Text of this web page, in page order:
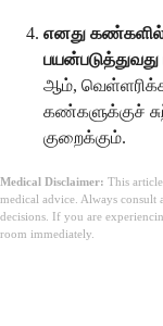
எனது
பயன்படுத்துவது
ஆம்,
கண்களுக்குச்
குறைக்கும்.
Medical Disclaimer: This
medical advice. Always consult
decisions. If you are
room immediately.